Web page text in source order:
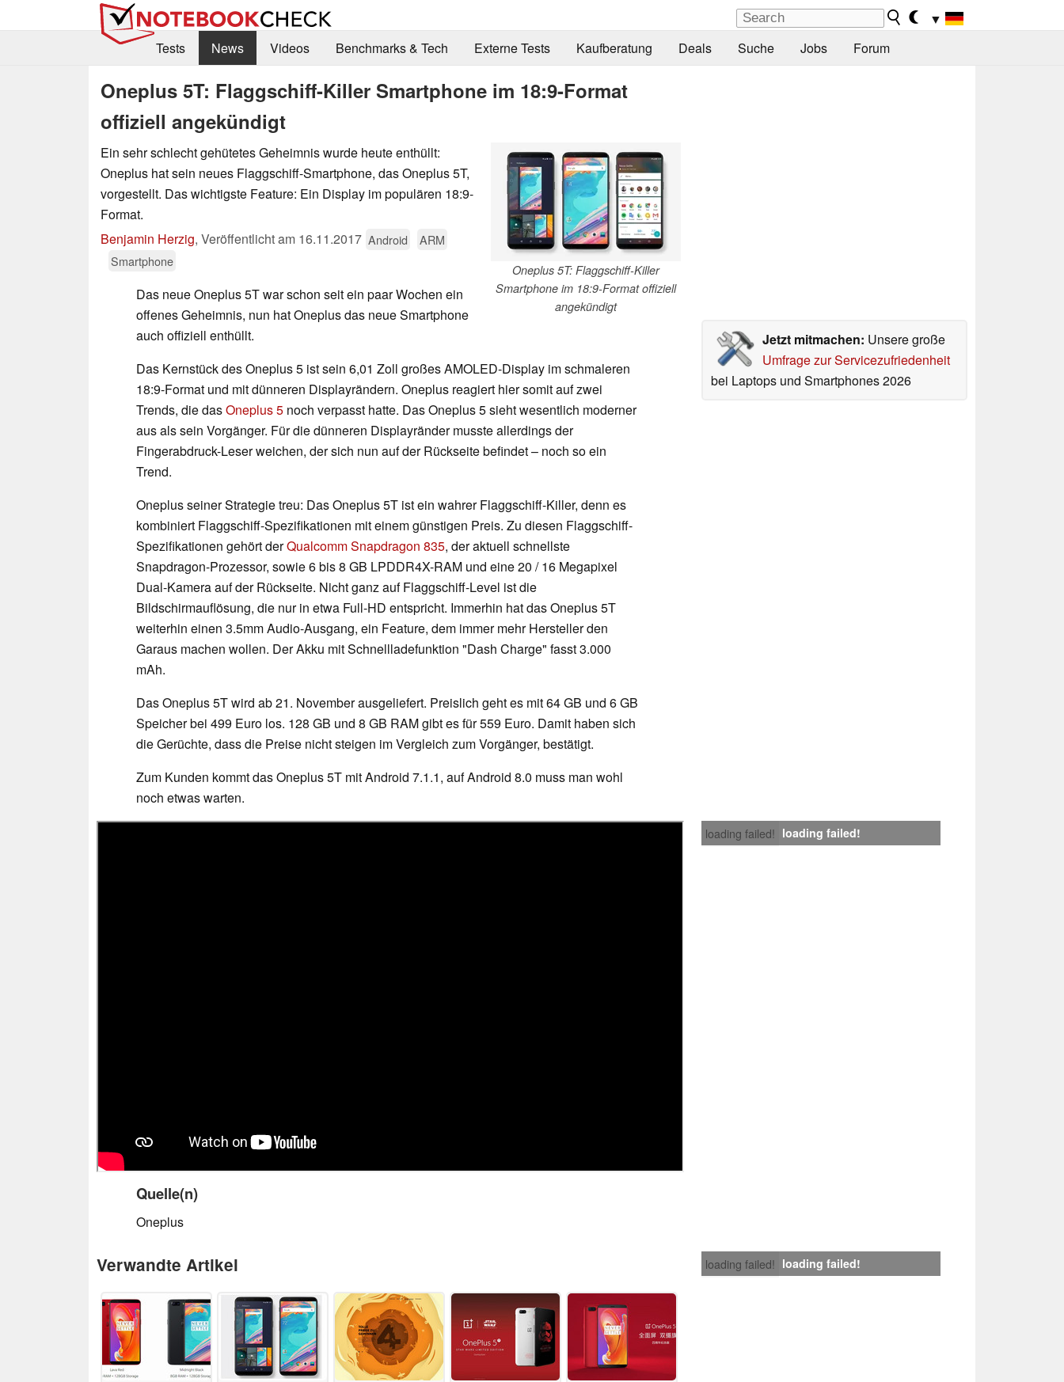
▼
Tests
News Videos Benchmarks & Tech Externe Tests Kaufberatung Deals Suche Jobs Forum
Oneplus 5T: Flaggschiff-Killer Smartphone im 18:9-Format
offiziell angekündigt
Oneplus 5T: Flaggschiff-Killer
Smartphone im 18:9-Format offiziell
angekündigt
Ein sehr schlecht gehütetes Geheimnis wurde heute enthüllt:
Oneplus hat sein neues Flaggschiff-Smartphone, das Oneplus 5T,
vorgestellt. Das wichtigste Feature: Ein Display im populären 18:9-
Format.
Benjamin Herzig, Veröffentlicht am 16.11.2017 Android
ARM
Smartphone
Jetzt mitmachen: Unsere große
Umfrage zur Servicezufriedenheit
bei Laptops und Smartphones 2026
Das neue Oneplus 5T war schon seit ein paar Wochen ein
offenes Geheimnis, nun hat Oneplus das neue Smartphone
auch offiziell enthüllt.
Das Kernstück des Oneplus 5 ist sein 6,01 Zoll großes AMOLED-Display im schmaleren
18:9-Format und mit dünneren Displayrändern. Oneplus reagiert hier somit auf zwei
Trends, die dasOneplus 5 noch verpasst hatte. Das Oneplus 5 sieht wesentlich moderner
aus als sein Vorgänger. Für die dünneren Displayränder musste allerdings der
Fingerabdruck-Leser weichen, der sich nun auf der Rückseite befindet – noch so ein
Trend.
Oneplus seiner Strategie treu: Das Oneplus 5T ist ein wahrer Flaggschiff-Killer, denn es
kombiniert Flaggschiff-Spezifikationen mit einem günstigen Preis. Zu diesen Flaggschiff-
Spezifikationen gehört derQualcomm Snapdragon 835, der aktuell schnellste
Snapdragon-Prozessor, sowie 6 bis 8 GB LPDDR4X-RAM und eine 20 / 16 Megapixel
Dual-Kamera auf der Rückseite. Nicht ganz auf Flaggschiff-Level ist die
Bildschirmauflösung, die nur in etwa Full-HD entspricht. Immerhin hat das Oneplus 5T
weiterhin einen 3.5mm Audio-Ausgang, ein Feature, dem immer mehr Hersteller den
Garaus machen wollen. Der Akku mit Schnellladefunktion "Dash Charge" fasst 3.000
mAh.
Das Oneplus 5T wird ab 21. November ausgeliefert. Preislich geht es mit 64 GB und 6 GB
Speicher bei 499 Euro los. 128 GB und 8 GB RAM gibt es für 559 Euro. Damit haben sich
die Gerüchte, dass die Preise nicht steigen im Vergleich zum Vorgänger, bestätigt.
Zum Kunden kommt das Oneplus 5T mit Android 7.1.1, auf Android 8.0 muss man wohl
noch etwas warten.
loading failed! loading failed!
Quelle(n)
Oneplus
loading failed! loading failed!
Verwandte Artikel